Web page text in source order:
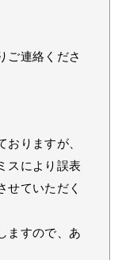
ご連絡くださ
おりますが、
スにより誤表
せていただく
ますので、あ